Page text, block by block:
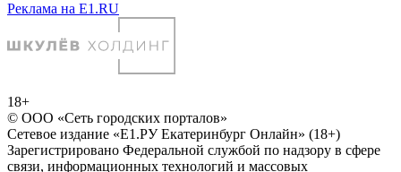
Реклама на E1.RU
18+
© ООО «Сеть городских порталов»
Сетевое издание «Е1.РУ Екатеринбург Онлайн» (18+)
Зарегистрировано Федеральной службой по надзору в сфере
связи, информационных технологий и массовых